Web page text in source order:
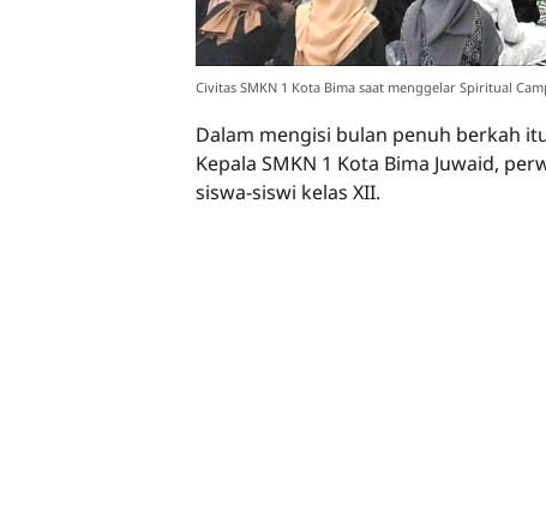
Civitas SMKN 1 Kota Bima saat menggelar Spiritual
Dalam mengisi bulan penuh berkah
Kepala SMKN 1 Kota Bima Juwaid,
siswa-siswi kelas XII.